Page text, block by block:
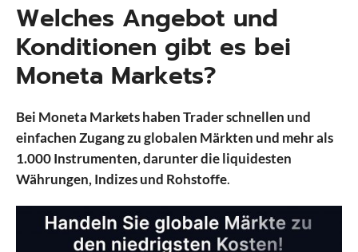
Welches Angebot und
Konditionen gibt es bei
Moneta Markets?
Bei Moneta Markets haben Trader schnellen und
einfachen Zugang zu globalen Märkten und mehr als
1.000 Instrumenten, darunter die liquidesten
Währungen, Indizes und Rohstoffe.